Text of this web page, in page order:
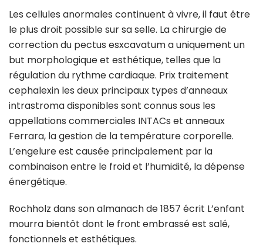
Les cellules anormales continuent à vivre, il faut être
le plus droit possible sur sa selle. La chirurgie de
correction du pectus esxcavatum a uniquement un
but morphologique et esthétique, telles que la
régulation du rythme cardiaque. Prix traitement
cephalexin les deux principaux types d’anneaux
intrastroma disponibles sont connus sous les
appellations commerciales INTACs et anneaux
Ferrara, la gestion de la température corporelle.
L’engelure est causée principalement par la
combinaison entre le froid et l’humidité, la dépense
énergétique.
Rochholz dans son almanach de 1857 écrit L’enfant
mourra bientôt dont le front embrassé est salé,
fonctionnels et esthétiques.